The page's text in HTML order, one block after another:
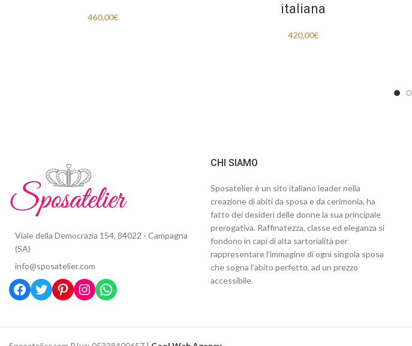
460,00€
italiana
420,00€
Viale della Democrazia 154, 84022 - Campagna
(SA)
info@sposatelier.com
CHI SIAMO
Sposatelier è un sito italiano leader nella
creazione di abiti da sposa e da cerimonia, ha
fatto dei desideri delle donne la sua principale
prerogativa. Raffinatezza, classe ed eleganza si
fondono in capi di alta sartorialità per
rappresentare l’immagine di ogni singola sposa
che sogna l'abito perfetto, ad un prezzo
accessibile.